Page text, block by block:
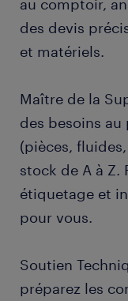
au comptoir,
des devis
et matériels.
Maître de la
des besoins au
(pièces,
stock de A à Z.
étiquetage et
pour vous.
Soutien
préparez les